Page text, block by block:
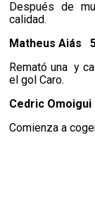
Después de
calidad.
Matheus Aiás
Remató una y
el gol Caro.
Cedric Omoigui
Comienza a